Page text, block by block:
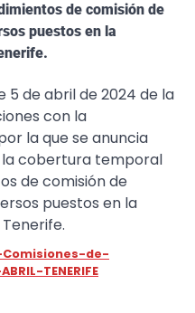
de comisión de
puestos en la
5 de abril de 2024 de la
con la
la que se anuncia
cobertura temporal
de comisión de
puestos en la
Comisiones-de-
TENERIFE